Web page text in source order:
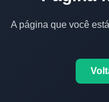
A página que você